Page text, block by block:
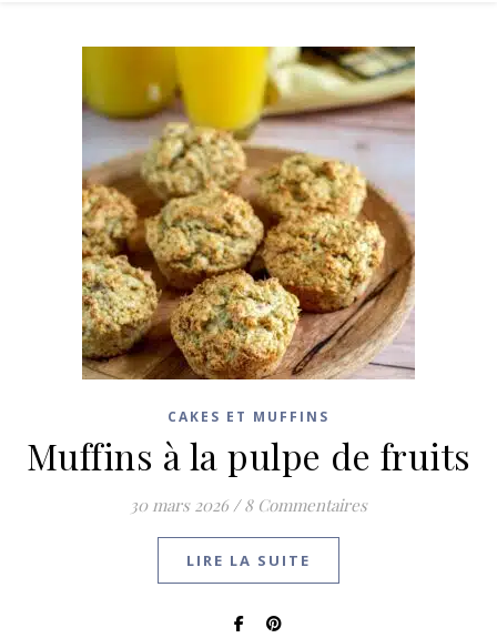
CAKES ET MUFFINS
Muffins à la pulpe de fruits
30 mars 2026 / 8 Commentaires
LIRE LA SUITE